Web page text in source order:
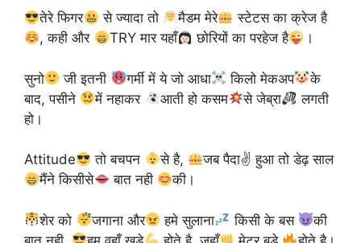
तेरे फिगर से ज्यादा तो मैडम मेरे
स्टेटस का क्रेज है
, कही और
TRY मार यहाँ छोरियों का परहेज है ।
सुनो जी इतनी गर्मी में ये जो आधा किलो मेकअप
के
बाद, पसीने
में नहाकर आती हो कसम से जेब्रा
लगती
हो।
Attitude तो बचपन से है, जब पैदा✌ हुआ तो डेढ़ साल
मैंने किसीसे
बात नही की।
शेर को जगाना और हमे सुलाना किसी के बस
की